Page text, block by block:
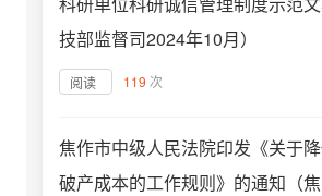
技部监督司2024年10月）
阅读 119 次
焦作市中级人民法院印发《关于
破产成本的工作规则》的通知（